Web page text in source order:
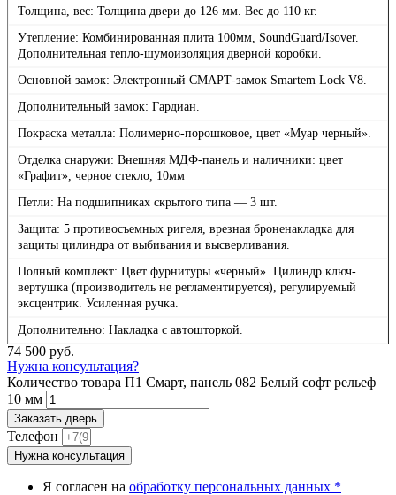
Толщина, вес: Толщина двери до 126 мм. Вес до 110 кг.
Утепление: Комбинированная плита 100мм, SoundGuard/Isover.
Дополнительная тепло-шумоизоляция дверной коробки.
Основной замок: Электронный СМАРТ-замок Smartem Lock V8.
Дополнительный замок: Гардиан.
Покраска металла: Полимерно-порошковое, цвет «Муар черный».
Отделка снаружи: Внешняя МДФ-панель и наличники: цвет
«Графит», черное стекло, 10мм
Петли: На подшипниках скрытого типа — 3 шт.
Защита: 5 противосъемных ригеля, врезная броненакладка для
защиты цилиндра от выбивания и высверливания.
Полный комплект: Цвет фурнитуры «черный». Цилиндр ключ-
вертушка (производитель не регламентируется), регулируемый
эксцентрик. Усиленная ручка.
Дополнительно: Накладка с автошторкой.
74 500 руб.
Нужна консультация?
Количество товара П1 Смарт, панель 082 Белый софт рельеф
10 мм
Заказать дверь
Телефон
Нужна консультация
Я согласен на обработку персональных данных *